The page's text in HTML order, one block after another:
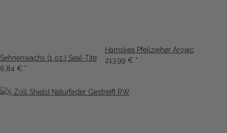
Sehnenwachs (1 oz.) Seal-Tite
6,84 € *
Hamskea Pfeilzieher Arojac
213,99 € *